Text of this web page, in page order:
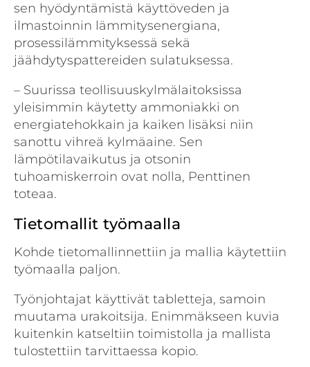
sen hyödyntämistä käyttöveden ja
ilmastoinnin lämmitysenergiana,
prosessilämmityksessä sekä
jäähdytyspattereiden sulatuksessa.
– Suurissa teollisuuskylmälaitoksissa
yleisimmin käytetty ammoniakki on
energiatehokkain ja kaiken lisäksi niin
sanottu vihreä kylmäaine. Sen
lämpötilavaikutus ja otsonin
tuhoamiskerroin ovat nolla, Penttinen
toteaa.
Tietomallit työmaalla
Kohde tietomallinnettiin ja mallia käytettiin
työmaalla paljon.
Työnjohtajat käyttivät tabletteja, samoin
muutama urakoitsija. Enimmäkseen kuvia
kuitenkin katseltiin toimistolla ja mallista
tulostettiin tarvittaessa kopio.